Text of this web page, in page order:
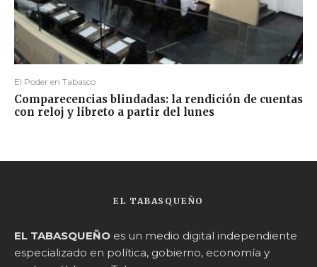
El Poder en Tabasco
Comparecencias blindadas: la rendición de cuentas
con reloj y libreto a partir del lunes
EL TABASQUEÑO
EL TABASQUEÑO es un medio digital independiente
especializado en política, gobierno, economía y